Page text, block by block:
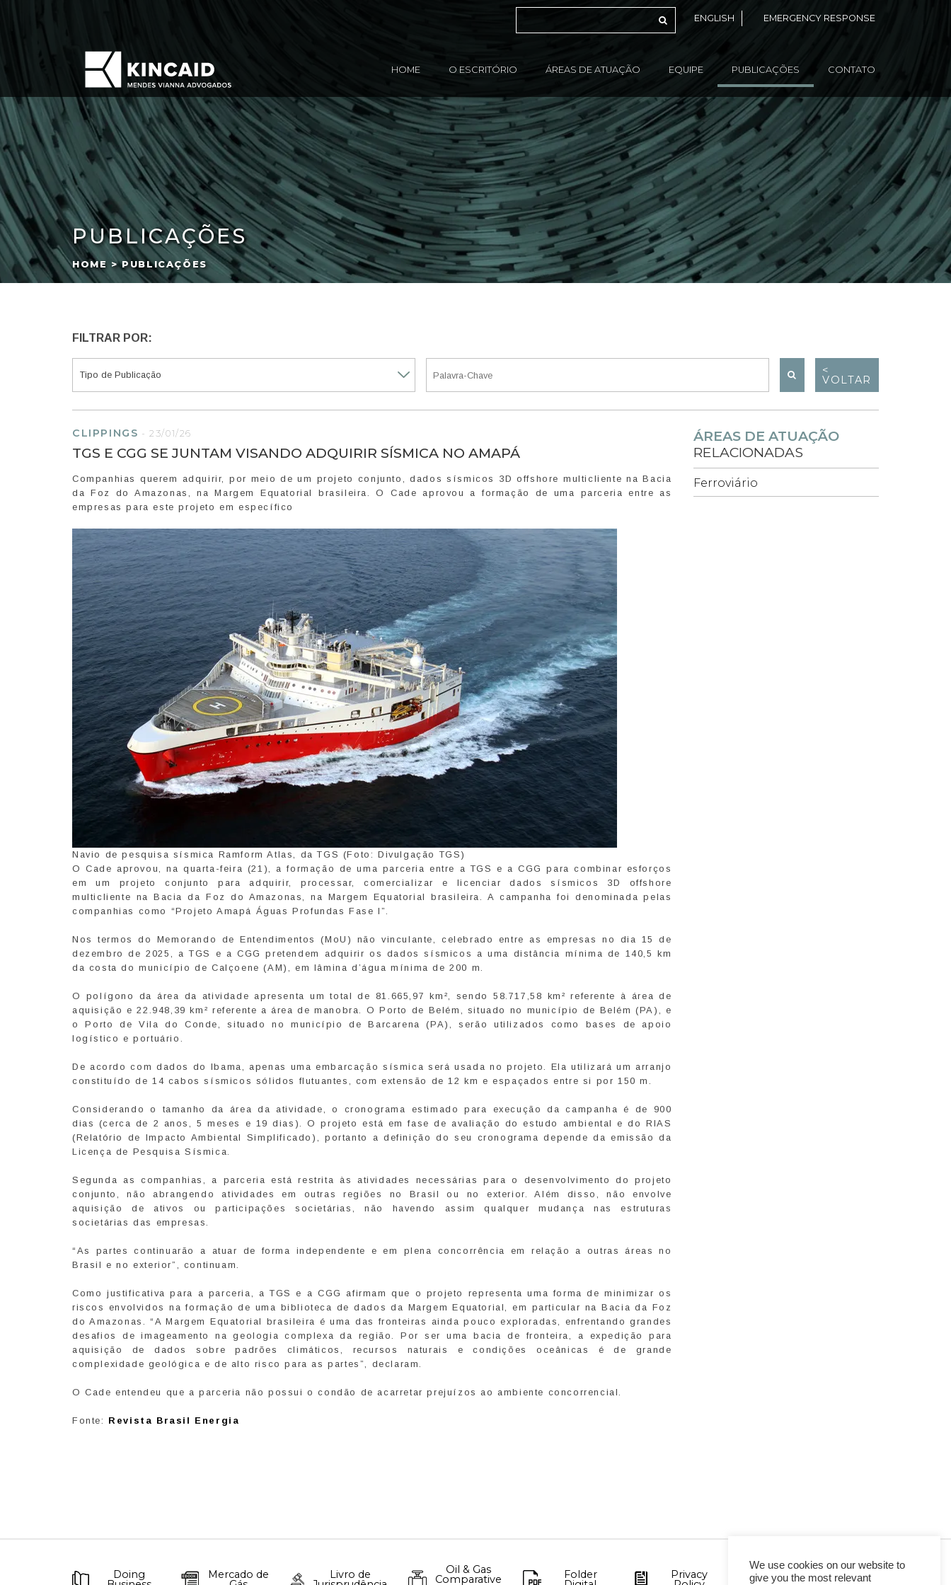
ENGLISH EMERGENCY RESPONSE
HOME O ESCRITÓRIO ÁREAS DE ATUAÇÃO EQUIPE PUBLICAÇÕES CONTATO
PUBLICAÇÕES
HOME > PUBLICAÇÕES
FILTRAR POR:
<
VOLTAR
CLIPPINGS -23/01/26
TGS E CGG SE JUNTAM VISANDO ADQUIRIR SÍSMICA NO AMAPÁ
Companhias querem adquirir, por meio de um projeto conjunto, dados sísmicos 3D offshore multicliente na Bacia
da Foz do Amazonas, na Margem Equatorial brasileira. O Cade aprovou a formação de uma parceria entre as
empresas para este projeto em específico
Navio de pesquisa sísmica Ramform Atlas, da TGS (Foto: Divulgação TGS)
O Cade aprovou, na quarta-feira (21), a formação de uma parceria entre a TGS e a CGG para combinar esforços
em um projeto conjunto para adquirir, processar, comercializar e licenciar dados sísmicos 3D offshore
multicliente na Bacia da Foz do Amazonas, na Margem Equatorial brasileira. A campanha foi denominada pelas
companhias como “Projeto Amapá Águas Profundas Fase I”.
Nos termos do Memorando de Entendimentos (MoU) não vinculante, celebrado entre as empresas no dia 15 de
dezembro de 2025, a TGS e a CGG pretendem adquirir os dados sísmicos a uma distância mínima de 140,5 km
da costa do município de Calçoene (AM), em lâmina d’água mínima de 200 m.
O polígono da área da atividade apresenta um total de 81.665,97 km², sendo 58.717,58 km² referente à área de
aquisição e 22.948,39 km² referente a área de manobra. O Porto de Belém, situado no município de Belém (PA), e
o Porto de Vila do Conde, situado no município de Barcarena (PA), serão utilizados como bases de apoio
logístico e portuário.
De acordo com dados do Ibama, apenas uma embarcação sísmica será usada no projeto. Ela utilizará um arranjo
constituído de 14 cabos sísmicos sólidos flutuantes, com extensão de 12 km e espaçados entre si por 150 m.
Considerando o tamanho da área da atividade, o cronograma estimado para execução da campanha é de 900
dias (cerca de 2 anos, 5 meses e 19 dias). O projeto está em fase de avaliação do estudo ambiental e do RIAS
(Relatório de Impacto Ambiental Simplificado), portanto a definição do seu cronograma depende da emissão da
Licença de Pesquisa Sísmica.
Segunda as companhias, a parceria está restrita às atividades necessárias para o desenvolvimento do projeto
conjunto, não abrangendo atividades em outras regiões no Brasil ou no exterior. Além disso, não envolve
aquisição de ativos ou participações societárias, não havendo assim qualquer mudança nas estruturas
societárias das empresas.
“As partes continuarão a atuar de forma independente e em plena concorrência em relação a outras áreas no
Brasil e no exterior”, continuam.
Como justificativa para a parceria, a TGS e a CGG afirmam que o projeto representa uma forma de minimizar os
riscos envolvidos na formação de uma biblioteca de dados da Margem Equatorial, em particular na Bacia da Foz
do Amazonas. “A Margem Equatorial brasileira é uma das fronteiras ainda pouco exploradas, enfrentando grandes
desafios de imageamento na geologia complexa da região. Por ser uma bacia de fronteira, a expedição para
aquisição de dados sobre padrões climáticos, recursos naturais e condições oceânicas é de grande
complexidade geológica e de alto risco para as partes”, declaram.
O Cade entendeu que a parceria não possui o condão de acarretar prejuízos ao ambiente concorrencial.
Fonte: Revista Brasil Energia
ÁREAS DE ATUAÇÃO
RELACIONADAS
Ferroviário
Doing Mercado de Livro de Oil & Gas
Comparative Folder Privacy
We use cookies on our website to
give you the most relevant